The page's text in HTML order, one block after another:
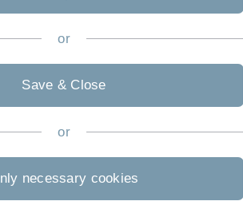
können diese allerdings als
"Kombinatorik" hilfreich bis
or
Save & Close
or
necessary cookies